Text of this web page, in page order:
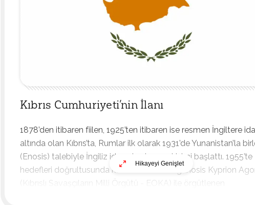
Kıbrıs Cumhuriyeti’nin İlanı
1878’den itibaren fiilen, 1925’ten itibaren ise resmen İngiltere
altında olan Kıbrıs’ta, Rumlar ilk olarak 1931’de Yunanistan’la
(Enosis) talebiyle İngiliz idaresine isyan girişimi başlattı. 1955’te
hedefleri doğrultusunda kurulan Ethniki Organosis Kyprion
(Kıbrıslı Savaşçıların Milli Örgütü - EOKA) ile örgütlenen
Hikayeyi Genişlet